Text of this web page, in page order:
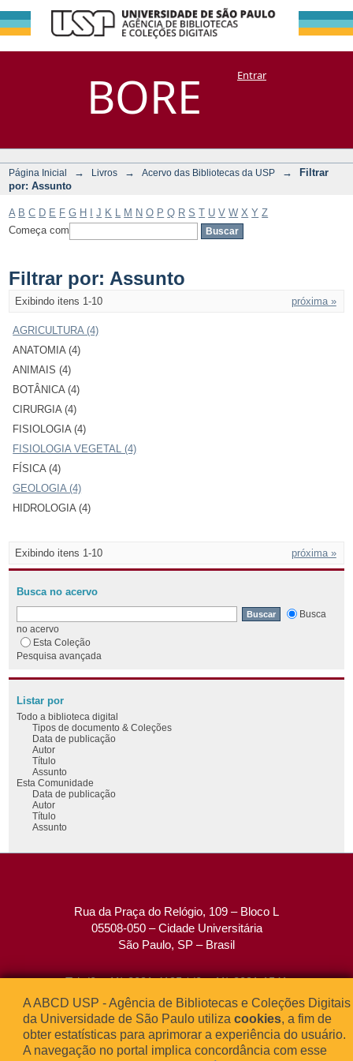
BORE
Filtrar por:
Assunto
DSpace/Manakin + CoriscoEntrar
Página Inicial → Livros → Acervo das Bibliotecas da USP →
Filtrar
por: Assunto
A B C D E F G H J K M N O P Q R S T U V W X Y Z
Começa com
Filtrar por: Assunto
Exibindo itens 1-10 próxima »
AGRICULTURA (4)
ANATOMIA (4)
ANIMAIS (4)
BOTÂNICA (4)
CIRURGIA (4)
FISIOLOGIA (4)
FISIOLOGIA VEGETAL (4)
FÍSICA (4)
GEOLOGIA (4)
HIDROLOGIA (4)
Exibindo itens 1-10 próxima »
Busca no acervo
Busca
no acervo
Esta Coleção
Pesquisa avançada
Listar por
Todo a biblioteca digital
Tipos de documento & Coleções
Data de publicação
Autor
Título
Assunto
Esta Comunidade
Data de publicação
Autor
Título
Assunto
Rua da Praça do Relógio, 109 – Bloco L
05508-050 – Cidade Universitária
São Paulo, SP – Brasil
Tel: (0xx11) 3091-4195 / (0xx11) 3091-1541
Fax: (0xx11) 3091-1567
E-mail:atendimento@abcd.usp.br
A ABCD USP - Agência de Bibliotecas e Coleções Digitais
da Universidade de São Paulo utiliza cookies, a fim de
obter estatísticas para aprimorar a experiência do usuário.
A navegação no portal implica concordância com esse